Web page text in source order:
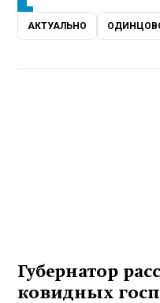
АКТУАЛЬНО
Губернатор
ковидных